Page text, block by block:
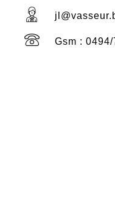
Gsm :